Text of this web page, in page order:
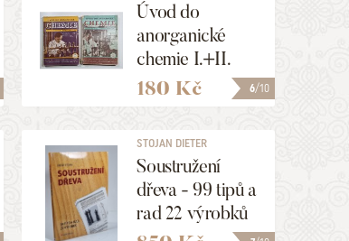
6/10
Úvod do
anorganické
chemie I.+II.
180 Kč
STOJAN DIETER
Soustružení
dřeva - 99 tipů a
rad 22 výrobků